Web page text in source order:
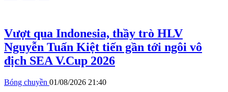
Vượt qua Indonesia, thầy trò HLV
Nguyễn Tuấn Kiệt tiến gần tới ngôi vô
địch SEA V.Cup 2026
Bóng chuyền 01/08/2026 21:40